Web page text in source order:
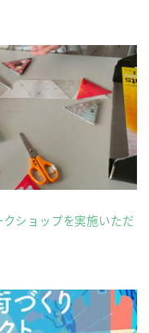
クショップを実施いただ